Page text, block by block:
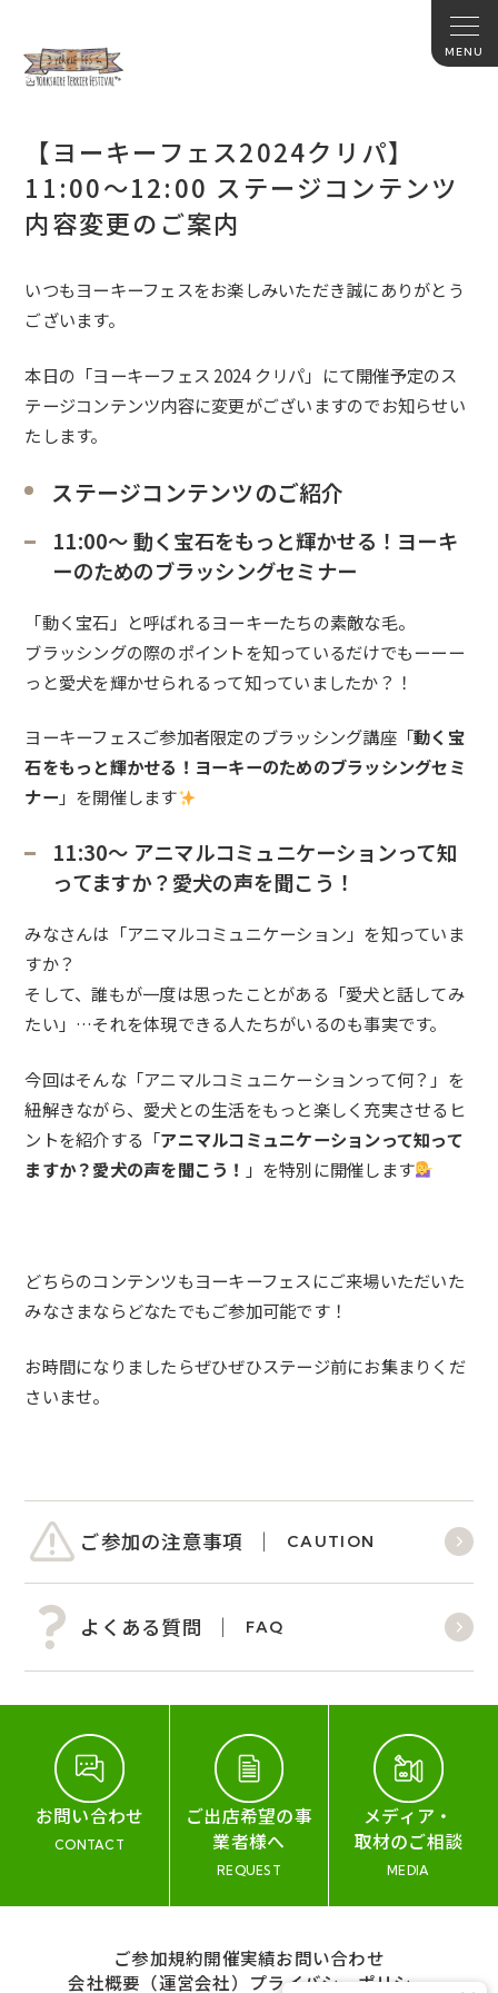
【ヨーキーフェス2024クリパ】
11:00〜12:00 ステージコンテンツ
内容変更のご案内
いつもヨーキーフェスをお楽しみいただき誠にありがとう
ございます。
本日の「ヨーキーフェス 2024 クリパ」にて開催予定のス
テージコンテンツ内容に変更がございますのでお知らせい
たします。
ステージコンテンツのご紹介
11:00〜 動く宝石をもっと輝かせる！ヨーキ
ーのためのブラッシングセミナー
「動く宝石」と呼ばれるヨーキーたちの素敵な毛。
ブラッシングの際のポイントを知っているだけでもーーー
っと愛犬を輝かせられるって知っていましたか？！
ヨーキーフェスご参加者限定のブラッシング講座「動く宝
石をもっと輝かせる！ヨーキーのためのブラッシングセミ
ナー 」を開催します
11:30〜 アニマルコミュニケーションって知
ってますか？愛犬の声を聞こう！
みなさんは「アニマルコミュニケーション」を知っていま
すか？
そして、誰もが一度は思ったことがある「愛犬と話してみ
たい」…それを体現できる人たちがいるのも事実です。
今回はそんな「アニマルコミュニケーションって何？」を
紐解きながら、愛犬との生活をもっと楽しく充実させるヒ
ントを紹介する「アニマルコミュニケーションって知って
ますか？愛犬の声を聞こう！ 」を特別に開催します
どちらのコンテンツもヨーキーフェスにご来場いただいた
みなさまならどなたでもご参加可能です！
お時間になりましたらぜひぜひステージ前にお集まりくだ
さいませ。
ご参加の注意事項 CAUTION
よくある質問 FAQ
お問い合わせ
CONTACT
ご出店希望の事
業者様へ
REQUEST
メディア・
取材のご相談
MEDIA
ご参加規約開催実績お問い合わせ
会社概要（運営会社） プライバシーポリシー